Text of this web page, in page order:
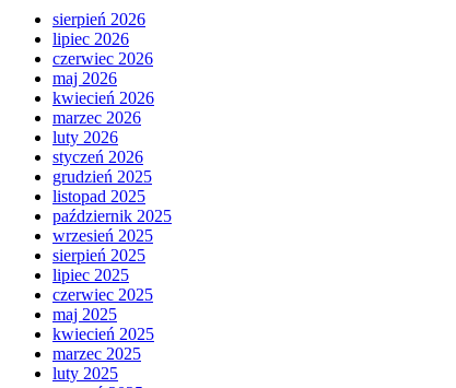
sierpień 2026
lipiec 2026
czerwiec 2026
maj 2026
kwiecień 2026
marzec 2026
luty 2026
styczeń 2026
grudzień 2025
listopad 2025
październik 2025
wrzesień 2025
sierpień 2025
lipiec 2025
czerwiec 2025
maj 2025
kwiecień 2025
marzec 2025
luty 2025